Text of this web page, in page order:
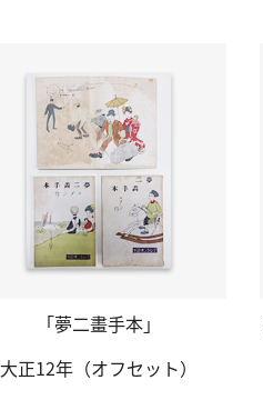
「夢二畫手本」
大正12年 （オフセット）